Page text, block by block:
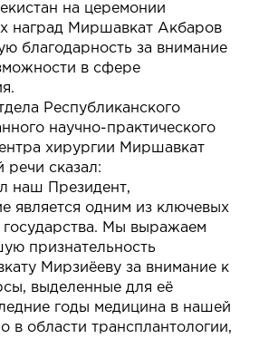
на церемонии
наград Миршавкат Акбаров
благодарность за внимание
в сфере
Республиканского
научно-практического
хирургии Миршавкат
речи сказал:
наш Президент,
является одним из ключевых
государства. Мы выражаем
признательность
Мирзиёеву за внимание к
выделенные для её
годы медицина в нашей
в области трансплантологии,